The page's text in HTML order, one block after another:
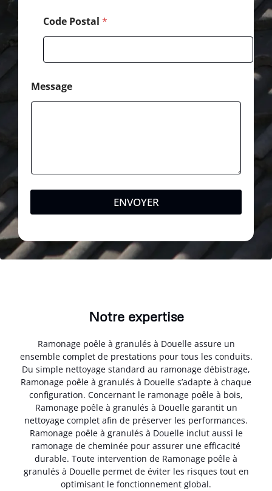
Code Postal *
Message
ENVOYER
Notre expertise
Ramonage poêle à granulés à Douelle assure un
ensemble complet de prestations pour tous les conduits.
Du simple nettoyage standard au ramonage débistrage,
Ramonage poêle à granulés à Douelle s’adapte à chaque
configuration. Concernant le ramonage poêle à bois,
Ramonage poêle à granulés à Douelle garantit un
nettoyage complet afin de préserver les performances.
Ramonage poêle à granulés à Douelle inclut aussi le
ramonage de cheminée pour assurer une efficacité
durable. Toute intervention de Ramonage poêle à
granulés à Douelle permet de éviter les risques tout en
optimisant le fonctionnement global.